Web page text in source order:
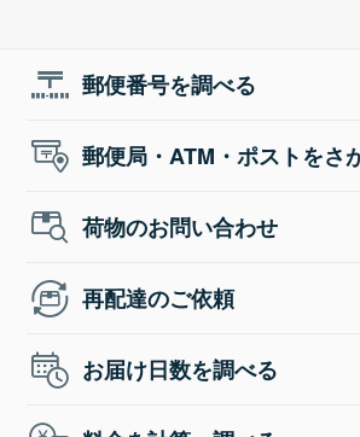
郵便番号を調べる
郵便局・ATM・ポストをさ
荷物のお問い合わせ
再配達のご依頼
お届け日数を調べる